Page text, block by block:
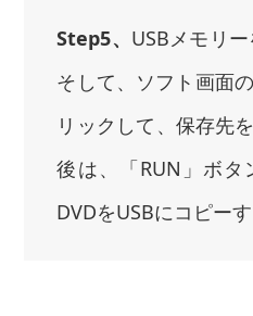
Step5、 USBメモリー
そして、ソフト画面
リックして、保存先
後は、「RUN」ボタ
DVDをUSBにコピー